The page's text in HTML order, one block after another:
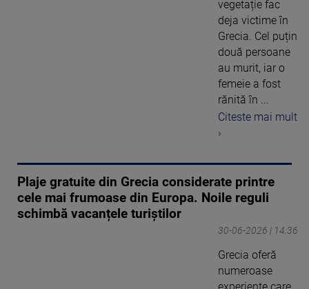
vegetație fac
deja victime în
Grecia. Cel puțin
două persoane
au murit, iar o
femeie a fost
rănită în ...
Citeste mai mult
›
Plaje gratuite din Grecia considerate printre
cele mai frumoase din Europa. Noile reguli
schimbă vacanțele turiștilor
30-06-2026 | 14:36
Grecia oferă
numeroase
experiențe care